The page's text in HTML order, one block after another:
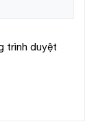
trình duyệt